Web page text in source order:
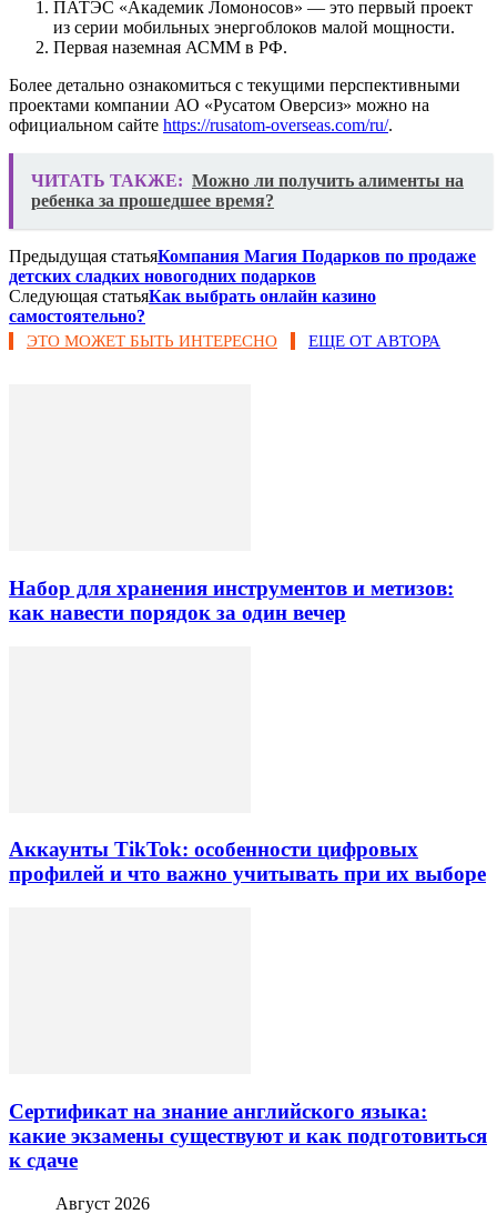
ПАТЭС «Академик Ломоносов» — это первый проект
из серии мобильных энергоблоков малой мощности.
Первая наземная АСММ в РФ.
Более детально ознакомиться с текущими перспективными
проектами компании АО «Русатом Оверсиз» можно на
официальном сайте https://rusatom-overseas.com/ru/.
ЧИТАТЬ ТАКЖЕ: Можно ли получить алименты на
ребенка за прошедшее время?
Предыдущая статьяКомпания Магия Подарков по продаже
детских сладких новогодних подарков
Следующая статьяКак выбрать онлайн казино
самостоятельно?
ЭТО МОЖЕТ БЫТЬ ИНТЕРЕСНО ЕЩЕ ОТ АВТОРА
Набор для хранения инструментов и метизов:
как навести порядок за один вечер
Аккаунты TikTok: особенности цифровых
профилей и что важно учитывать при их выборе
Сертификат на знание английского языка:
какие экзамены существуют и как подготовиться
к сдаче
Август 2026